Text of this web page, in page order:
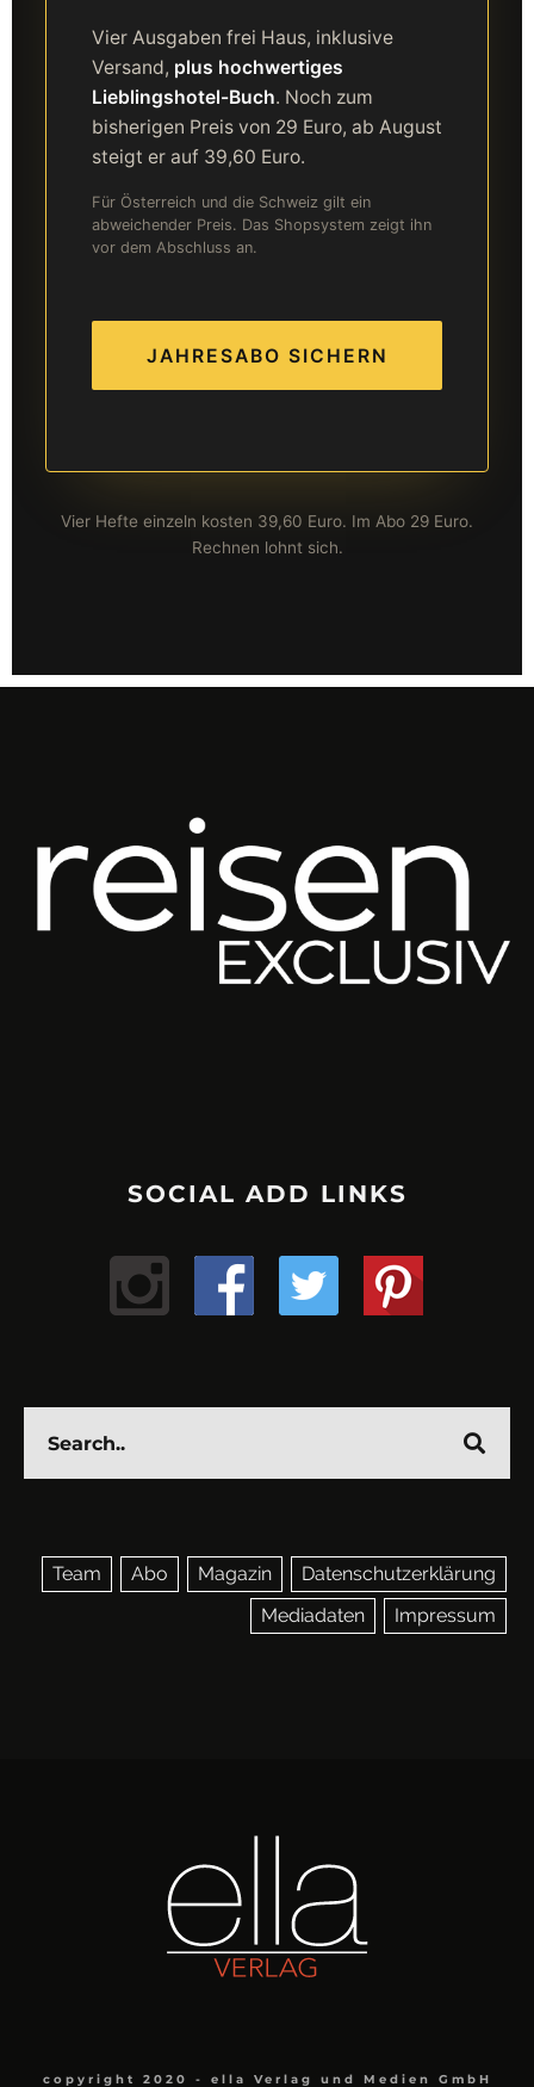
Vier Ausgaben frei Haus, inklusive
Versand, plus hochwertiges
Lieblingshotel-Buch. Noch zum
bisherigen Preis von 29 Euro, ab August
steigt er auf 39,60 Euro.
Für Österreich und die Schweiz gilt ein
abweichender Preis. Das Shopsystem zeigt ihn
vor dem Abschluss an.
JAHRESABO SICHERN
Vier Hefte einzeln kosten 39,60 Euro. Im Abo 29 Euro.
Rechnen lohnt sich.
SOCIAL ADD LINKS
Team Abo Magazin
Datenschutzerklärung
Mediadaten
Impressum
copyright 2020 - ella Verlag und Medien GmbH